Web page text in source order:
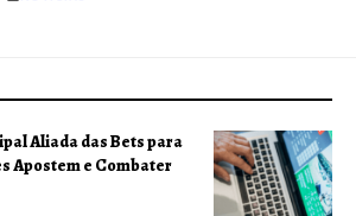
Aliada das Bets para
Apostem e Combater